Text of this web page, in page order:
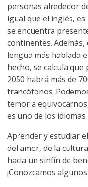
personas alrededor
igual que el inglés,
se encuentra
continentes. Además,
lengua más hablada
hecho, se calcula que
2050 habrá más de
francófonos.
temor a
es uno de los
Aprender y estudiar
del amor, de la
hacia un sinfín de
¡Conozcamos